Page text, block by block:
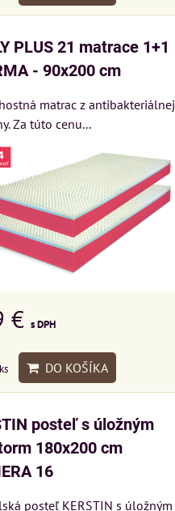
PLUS 21 matrace 1+1
- 90x200 cm
matrac z antibakteriálnej
Za túto cenu...
€s DPH
ks DO KOŠÍKA
posteľ s úložným
180x200 cm
16
posteľ KERSTIN s úložným